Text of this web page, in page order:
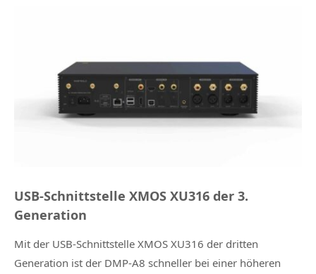
USB-Schnittstelle XMOS XU316 der 3.
Generation
Mit der USB-Schnittstelle XMOS XU316 der dritten
Generation ist der DMP-A8 schneller bei einer höheren